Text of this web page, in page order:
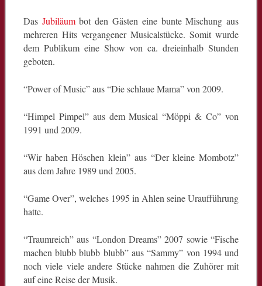
Das Jubiläumbot den Gästen eine bunte Mischung aus
mehreren Hits vergangener Musicalstücke. Somit wurde
dem Publikum eine Show von ca. dreieinhalb Stunden
geboten.
“Power of Music” aus “Die schlaue Mama” von 2009.
“Himpel Pimpel” aus dem Musical “Möppi & Co” von
1991 und 2009.
“Wir haben Höschen klein” aus “Der kleine Mombotz”
aus dem Jahre 1989 und 2005.
“Game Over”, welches 1995 in Ahlen seine Uraufführung
hatte.
“Traumreich” aus “London Dreams” 2007 sowie “Fische
machen blubb blubb blubb” aus “Sammy” von 1994 und
noch viele viele andere Stücke nahmen die Zuhörer mit
auf eine Reise der Musik.